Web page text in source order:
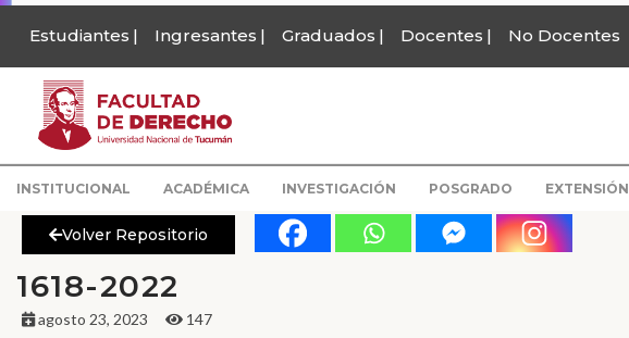
Estudiantes Ingresantes Graduados Docentes No Docentes
INSTITUCIONAL ACADÉMICA INVESTIGACIÓN POSGRADO EXTENSIÓN
Volver Repositorio
1618-2022
agosto 23, 2023 147